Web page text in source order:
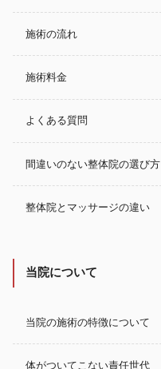
施術の流れ
施術料金
よくある質問
間違いのない整体院の選び方
整体院とマッサージの違い
当院について
当院の施術の特徴について
体がついてこない責任世代